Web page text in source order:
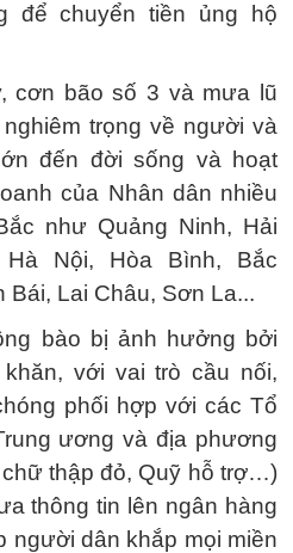
để chuyển tiền ủng hộ
cơn bão số 3 và mưa lũ
trọng về người và
đến đời sống và hoạt
của Nhân dân nhiều
như Quảng Ninh, Hải
Nội, Hòa Bình, Bắc
Bái, Lai Châu, Sơn La...
bào bị ảnh hưởng bởi
với vai trò cầu nối,
phối hợp với các Tổ
ương và địa phương
chữ thập đỏ, Quỹ hỗ trợ…)
thông tin lên ngân hàng
người dân khắp mọi miền